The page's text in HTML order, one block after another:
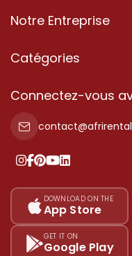
Notre Entreprise
À Propos
Conditions d'Utilisation
Politique de
Nos tarifs
Plan du site
Catégories
Propriété
Propriété à vendre
Propriété à louer
Ajoutez votre
Connectez-vous
DOWNLOAD ON THE
App Store
GET IT ON
Google Play